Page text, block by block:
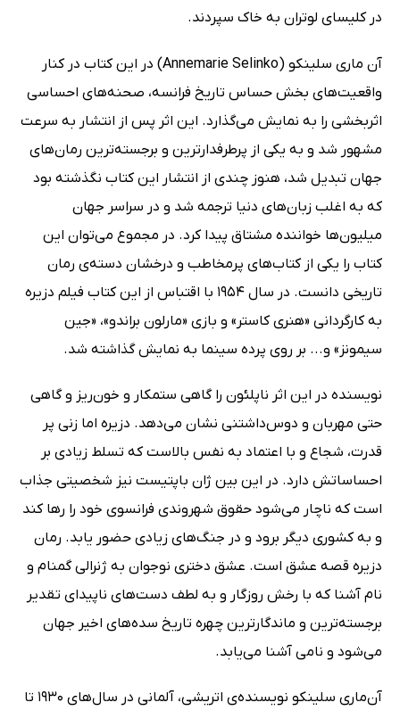
در کلیسای لوتران به خاک سپردند.
آن ماری سلینکو (Annemarie Selinko) در این کتاب در کنار
واقعیت‌های بخش حساس تاریخ فرانسه، صحنه‌های احساسی
اثربخشی را به نمایش می‌گذارد. این اثر پس از انتشار به سرعت
مشهور شد و به یکی از پرطرفدارترین و برجسته‌ترین رمان‌های
جهان تبدیل شد، هنوز چندی از انتشار این کتاب نگذشته بود
که به اغلب زبان‌های دنیا ترجمه شد و در سراسر جهان
میلیون‌ها خواننده مشتاق پیدا کرد. در مجموع می‌توان این
کتاب را یکی از کتاب‌های پرمخاطب و درخشان دسته‌ی رمان
تاریخی دانست. در سال 1954 با اقتباس از این کتاب فیلم دزیره
به کارگردانی «هنری کاستر» و بازی «مارلون براندو»، «جین
سیمونز» و... بر روی پرده سینما به نمایش گذاشته شد.
نویسنده در این اثر ناپلئون را گاهی ستمکار و خون‌ریز و گاهی
حتی مهربان و دوس‌داشتنی‌ نشان می‌دهد. دزیره اما زنی پر
قدرت، شجاع‌ و با اعتماد به نفس بالاست که تسلط زیادی بر
احساساتش دارد. در این بین ژان باپتیست نیز شخصیتی جذاب
است که ناچار می‌شود حقوق شهروندی فرانسوی خود را رها کند
و به کشوری دیگر برود و در جنگ‌های زیادی حضور یابد. رمان
دزیره قصه عشق است. عشق دختری نوجوان به ژنرالی گمنام و
نام آشنا که با رخش روزگار و به لطف دست‌های ناپیدای تقدیر
برجسته‌ترین و ماندگارترین چهره تاریخ سده‌های اخیر جهان
می‌شود و نامی آشنا می‌یابد.
آن‌ماری سلینکو نویسنده‌ی اتریشی، آلمانی در سال‌های 1930 تا